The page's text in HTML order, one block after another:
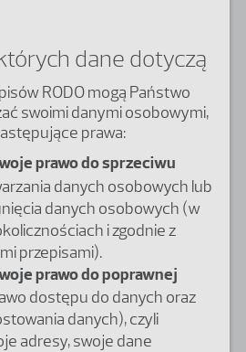
dane dotyczą
RODO mogą Państwo
swoimi danymi osobowymi,
prawa:
prawo do sprzeciwu
danych osobowych lub
danych osobowych (w
i zgodnie z
przepisami).
prawo do poprawnej
dostępu do danych oraz
danych), czyli
adresy, swoje dane